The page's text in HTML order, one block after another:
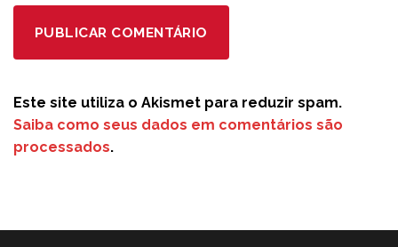
Este site utiliza o Akismet para reduzir spam.
Saiba como seus dados em comentários são
processados.